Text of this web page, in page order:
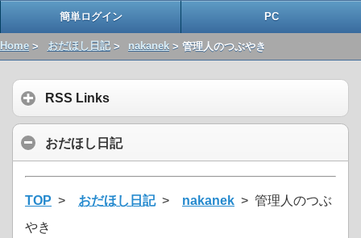
簡単ログイン PC
Home > おだほし日記> nakanek > 管理人のつぶやき
RSS Links
おだほし日記
TOP > おだほし日記> nakanek > 管理人のつぶ
やき